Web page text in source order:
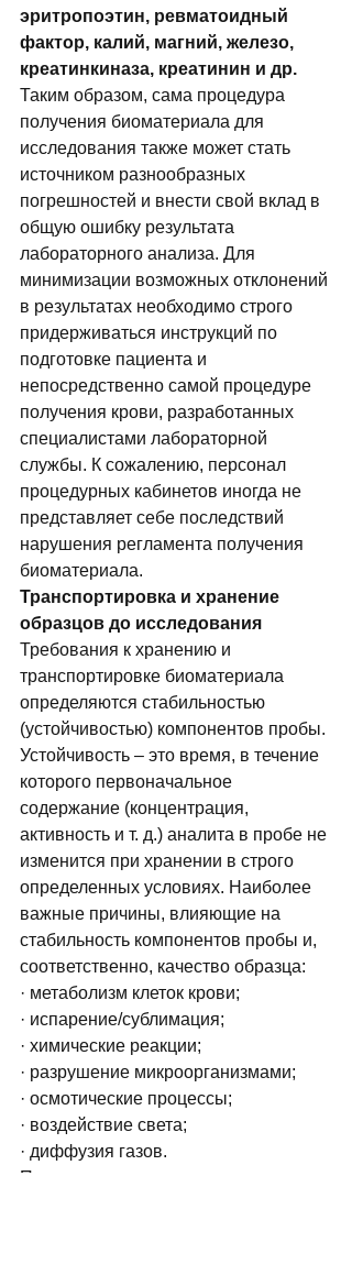
эритропоэтин, ревматоидный
фактор, калий, магний, железо,
креатинкиназа, креатинин и др.
Таким образом, сама процедура
получения биоматериала для
исследования также может стать
источником разнообразных
погрешностей и внести свой вклад в
общую ошибку результата
лабораторного анализа. Для
минимизации возможных отклонений
в результатах необходимо строго
придерживаться инструкций по
подготовке пациента и
непосредственно самой процедуре
получения крови, разработанных
специалистами лабораторной
службы. К сожалению, персонал
процедурных кабинетов иногда не
представляет себе последствий
нарушения регламента получения
биоматериала.
Транспортировка и хранение
образцов до исследования
Требования к хранению и
транспортировке биоматериала
определяются стабильностью
(устойчивостью) компонентов пробы.
Устойчивость – это время, в течение
которого первоначальное
содержание (концентрация,
активность и т. д.) аналита в пробе не
изменится при хранении в строго
определенных условиях. Наиболее
важные причины, влияющие на
стабильность компонентов пробы и,
соответственно, качество образца:
· метаболизм клеток крови;
· испарение/сублимация;
· химические реакции;
· разрушение микроорганизмами;
· осмотические процессы;
· воздействие света;
· диффузия газов.
Применение закрытых вакуумных